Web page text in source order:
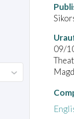
09/